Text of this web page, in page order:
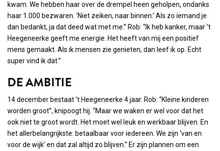
kwam. We hebben haar over de drempel heen geholpen, ondanks
haar 1.000 bezwaren. ‘Niet zeiken, naar binnen.’ Als zo iemand je
dan bedankt, ja dat deed wat met me.” Rob: “Ik heb kanker, maar ’t
Heegeneerke geeft me energie. Het heeft van mij een positief
mens gemaakt. Als ik mensen zie genieten, dan leef ik op. Echt
super vind ik dat.”
DE AMBITIE
14 december bestaat ’t Heegeneerke 4 jaar. Rob: “Kleine kinderen
worden groot”, knipoogt hij. “Maar we waken er wel voor dat het
ook niet te groot wordt. Het moet wel leuk en werkbaar blijven. En
het allerbelangrijkste: betaalbaar voor iedereen. We zijn ‘van en
voor de wijk’ en dat zal altijd zo blijven.” Er zijn plannen om een